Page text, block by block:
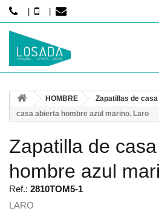
HOMBRE
HOMBRE Zapatillas de
casa abierta hombre azul marino. Laro
Zapatilla de
hombre azul
Ref.: 2810TOM5-1
LARO